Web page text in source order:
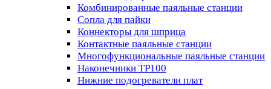
Комбинированные паяльные станции
Сопла для пайки
Коннекторы для шприца
Контактные паяльные станции
Многофункциональные паяльные станции
Наконечники TP100
Нижние подогреватели плат